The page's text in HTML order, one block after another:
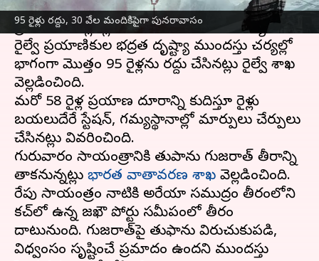
95 రైళ్లు రద్దు, 30 వేల మందికిపైగా పునరావాసం
బిపర్‌జాయ్‌ తుఫాను కారణంగాగుజరాత్లోని తీర
ప్రాంతాలు అల్లకల్లోలంగా మారాయి. ఈ నేపథ్యంలోనే
రైల్వే ప్రయాణికుల భద్రత దృష్ట్యా ముందస్తు చర్యల్లో
భాగంగా మొత్తం 95 రైళ్లను రద్దు చేసినట్లు రైల్వే శాఖ
వెల్లడించింది.
మరో 58 రైళ్ల ప్రయాణ దూరాన్ని కుదిస్తూ రైళ్లు
బయలుదేరే స్టేషన్, గమ్యస్థానాల్లో మార్పులు చేర్పులు
చేసినట్లు వివరించింది.
గురువారం సాయంత్రానికి తుపాను గుజరాత్‌ తీరాన్ని
తాకనున్నట్లు భారత వాతావరణ శాఖ వెల్లడించింది.
రేపు సాయంత్రం నాటికి అరేబియా సముద్రం తీరంలోని
కచ్‌లో ఉన్న జఖౌ పోర్టు సమీపంలో తీరం
దాటునుంది. గుజరాత్‌పై తుఫాను విరుచుకుపడి,
విధ్వంసం సృష్టించే ప్రమాదం ఉందని ముందస్తు